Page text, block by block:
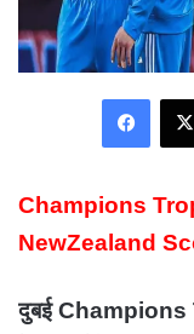
Champions
NewZealand
दुबई Champions